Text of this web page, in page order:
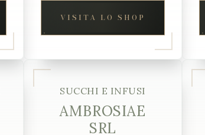
VISITA LO SHOP
SUCCHI E INFUSI
AMBROSIAE
SRL